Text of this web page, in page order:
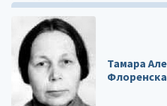
Тамара